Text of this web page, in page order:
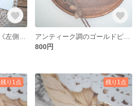
800円
残り1点 残り1点